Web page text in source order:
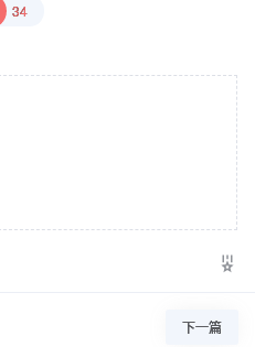
34
下一篇